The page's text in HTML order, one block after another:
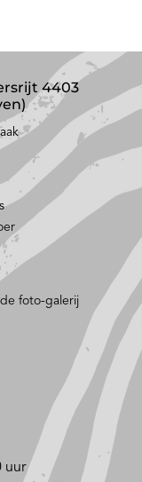
4403
foto-galerij
uur